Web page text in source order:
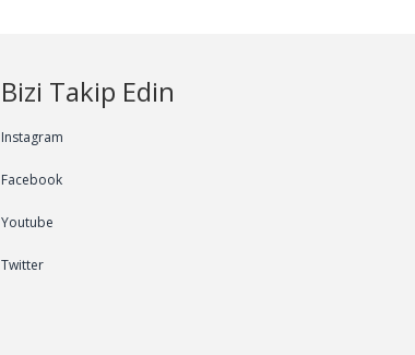
Bizi Takip Edin
Instagram
Facebook
Youtube
Twitter